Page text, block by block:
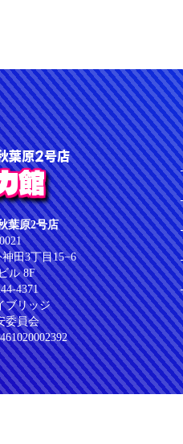
葉原2号店
館
葉原2号店
田3丁目15−6
ル 8F
4371
ブリッジ
委員会